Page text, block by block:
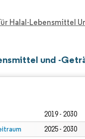
Halal-Lebensmittel
und -
2019 - 2030
2025 - 2030